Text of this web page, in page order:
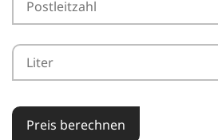
Preis berechnen